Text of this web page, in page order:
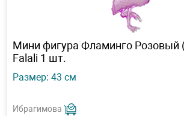
Мини фигура Фламинго Розовый
Falali 1 шт.
Размер: 43 см
Ибрагимова